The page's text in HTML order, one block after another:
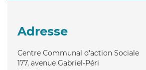
Adresse
Centre Communal d'action Sociale
177, avenue Gabriel-Péri